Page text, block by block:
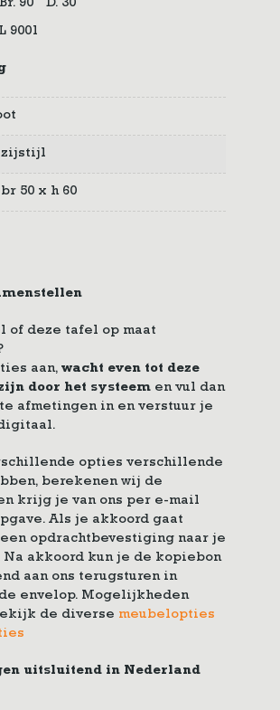
Br. 90 D. 30
9001
zijstijl
50 x h 60
of deze tafel op maat
aan, wacht even tot deze
door het systeem en vul dan
afmetingen in en verstuur je
opties verschillende
berekenen wij de
krijg je van ons per e-mail
Als je akkoord gaat
opdrachtbevestiging naar je
Na akkoord kun je de kopiebon
aan ons terugsturen in
envelop. Mogelijkheden
de diverse meubelopties
uitsluitend in Nederland